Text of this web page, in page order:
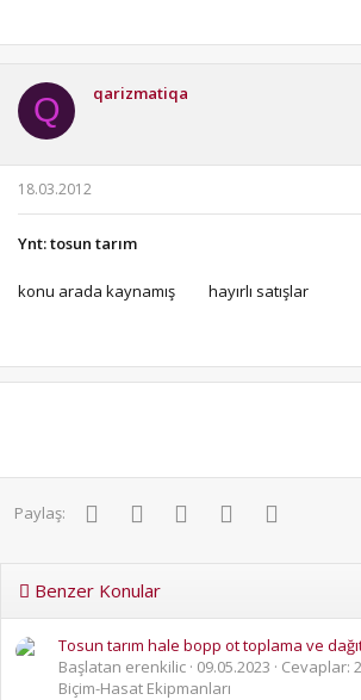
n
i
Q qarizmatiqa
18.03.2012
Ynt: tosun tarım
konu arada kaynamış hayırlı satışlar
Paylaş: FacebookTwitter PinterestWhatsApp
Benzer Konular
Tosun tarım hale bopp ot toplama ve
Başlatan erenkilic 09.05.2023
Cevaplar: 2
Biçim-Hasat Ekipmanları